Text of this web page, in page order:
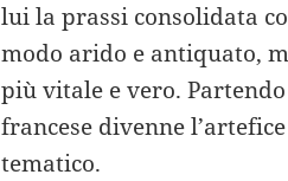
lui la prassi consolidata
modo arido e antiquato,
più vitale e vero.
francese divenne
tematico.